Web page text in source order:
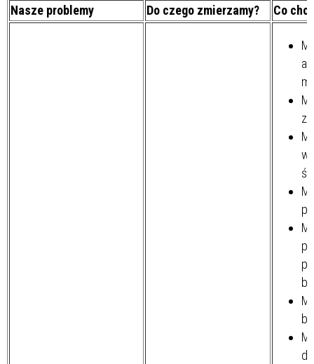
Nasze problemy
Do czego zmierzamy? Co